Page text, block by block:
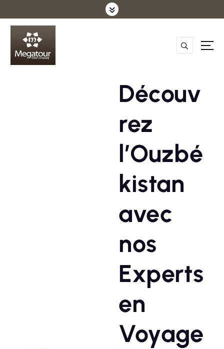
k
Découv
rez
l’Ouzbé
kistan
avec
nos
Experts
en
Voyage